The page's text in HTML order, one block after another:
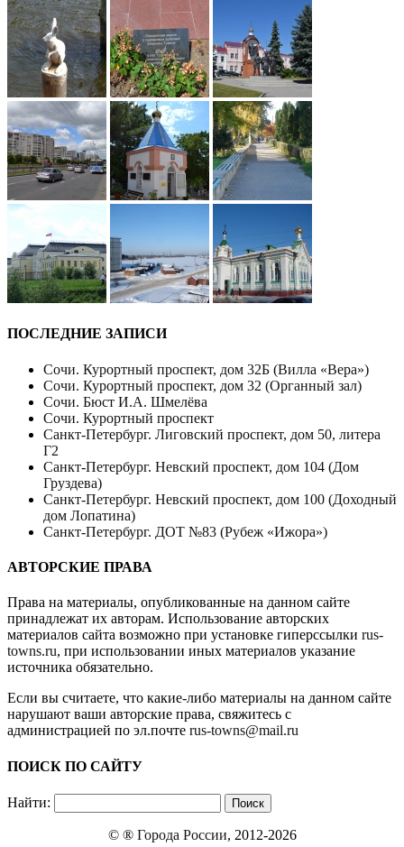
ПОСЛЕДНИЕ ЗАПИСИ
Сочи. Курортный проспект, дом 32Б (Вилла «Вера»)
Сочи. Курортный проспект, дом 32 (Органный зал)
Сочи. Бюст И.А. Шмелёва
Сочи. Курортный проспект
Санкт-Петербург. Лиговский проспект, дом 50, литера
Г2
Санкт-Петербург. Невский проспект, дом 104 (Дом
Груздева)
Санкт-Петербург. Невский проспект, дом 100 (Доходный
дом Лопатина)
Санкт-Петербург. ДОТ №83 (Рубеж «Ижора»)
АВТОРСКИЕ ПРАВА
Права на материалы, опубликованные на данном сайте
принадлежат их авторам. Использование авторских
материалов сайта возможно при установке гиперссылки rus-
towns.ru, при использовании иных материалов указание
источника обязательно.
Если вы считаете, что какие-либо материалы на данном сайте
нарушают ваши авторские права, свяжитесь с
администрацией по эл.почте rus-towns@mail.ru
ПОИСК ПО САЙТУ
Найти:
© ® Города России, 2012-2026